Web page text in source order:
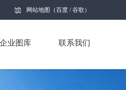
网站地图 （百度 /谷歌 ）
企业图库 联系我们